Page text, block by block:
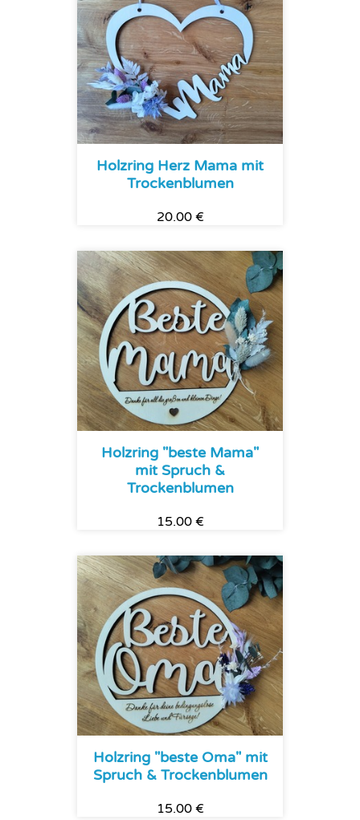
Holzring Herz Mama mit
Trockenblumen
20.00 €
Holzring "beste Mama"
mit Spruch &
Trockenblumen
15.00 €
Holzring "beste Oma" mit
Spruch & Trockenblumen
15.00 €